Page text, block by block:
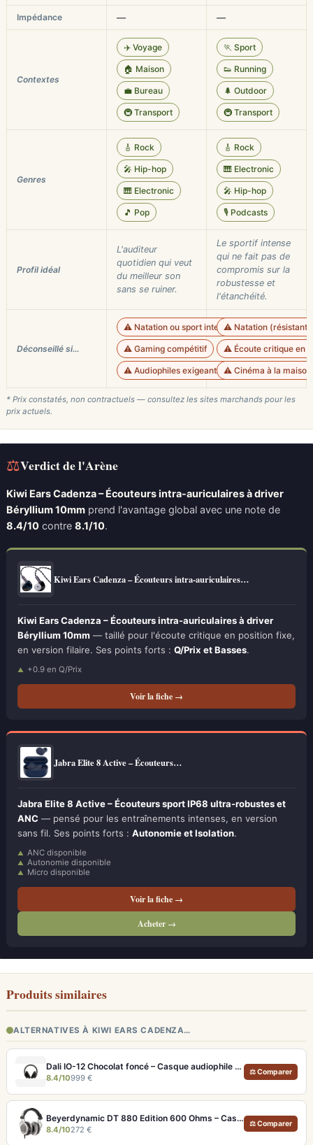
Impédance — —
Contextes
✈️ Voyage
🏠 Maison
💼 Bureau
🚇 Transport
🏃 Sport
👟 Running
🌲 Outdoor
🚇 Transport
Genres
🎸 Rock
🎤 Hip-hop
🎹 Electronic
🎵 Pop
🎸 Rock
🎹 Electronic
🎤 Hip-hop
🎙️ Podcasts
Profil idéal
L'auditeur
quotidien qui veut
du meilleur son
sans se ruiner.
Le sportif intense
qui ne fait pas de
compromis sur la
robustesse et
l'étanchéité.
Déconseillé si…
⚠️ Natation ou sport intensif
⚠️ Gaming compétitif
⚠️ Audiophiles exigeants sur la minutie
⚠️ Natation (résistants
⚠️ Écoute critique en
⚠️ Cinéma à la
* Prix constatés, non contractuels — consultez les sites marchands pour les
prix actuels.
⚖Verdict de l'Arène
Kiwi Ears Cadenza – Écouteurs intra-auriculaires à driver
Béryllium 10mm prend l'avantage global avec une note de
8.4/10 contre 8.1/10.
Kiwi Ears Cadenza – Écouteurs intra-auriculaires…
Kiwi Ears Cadenza – Écouteurs intra-auriculaires à driver
Béryllium 10mm — taillé pour l'écoute critique en position fixe,
en version filaire. Ses points forts : Q/Prix et Basses.
+0.9 en Q/Prix
Voir la fiche →
Jabra Elite 8 Active – Écouteurs…
Jabra Elite 8 Active – Écouteurs sport IP68 ultra-robustes et
ANC — pensé pour les entraînements intenses, en version
sans fil. Ses points forts : Autonomie et Isolation.
ANC disponible
Autonomie disponible
Micro disponible
Voir la fiche →
Acheter →
Produits similaires
ALTERNATIVES À KIWI EARS CADENZA…
Dali IO-12 Chocolat foncé – Casque audiophile Bluetooth 35h ANC
8.4/10999 €
⚖ Comparer
Beyerdynamic DT 880 Edition 600 Ohms – Casque semi-ouvert neutre pour audiophiles et studio
8.4/10272 €
⚖ Comparer